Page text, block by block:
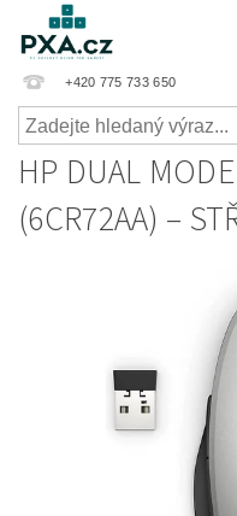
+420 775 733 650
HP DUAL
(6CR72AA) –